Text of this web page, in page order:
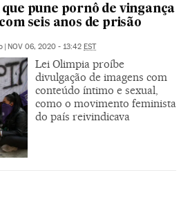
pune pornô de vingança
seis anos de prisão
NOV 06, 2020 - 13:42 EST
Lei Olimpia proíbe
divulgação de imagens com
conteúdo íntimo e sexual,
como o movimento feminista
do país reivindicava